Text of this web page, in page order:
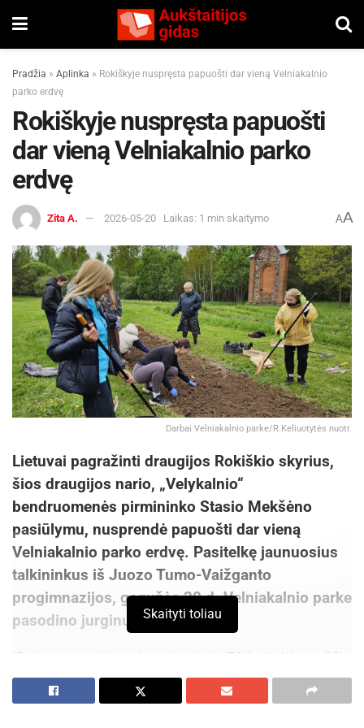
Pradžia » Aplinka » Rokiškyje nuspręsta papuošti dar vieną Velniakalnio
parko erdvę
Rokiškyje nuspręsta papuošti
dar vieną Velniakalnio parko
erdvę
Zita A. 2026-05-20 Laikas: 1 min skaitymo AA
Darbai Velniakalnio parke/R.Keliuotytės nuotr.
Lietuvai pagražinti draugijos Rokiškio skyrius,
šios draugijos nario, „Velykalnio“
bendruomenės pirmininko Stasio Mekšėno
pasiūlymu, nusprendė papuošti dar vieną
Velniakalnio parko erdvę. Pasitelkę jaunuosius
talkininkus iš Juozo Tumo-Vaižganto
progimnazijos, gegužės 20 d. Velniakalnio parke
pasodino jurginų lysvę.
Iš viso pasodinta daugiau kaip 50 keliolikos rūšių
jurginų. Juos padovanojo S. Mekšėno šeima ir
Alvyra Laurinonienė. Jeigu pirmasis bandymas
Skaityti toliau